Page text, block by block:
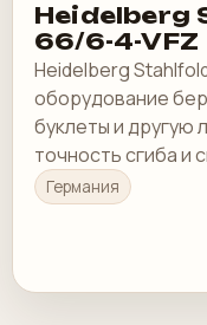
Heidelberg
66/6-4-VFZ
Heidelberg
оборудование
буклеты и другую
точность сгиба и
Германия